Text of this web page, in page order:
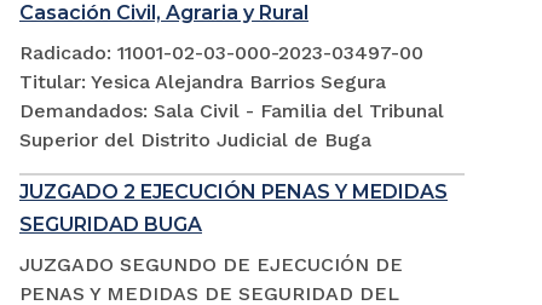
Casación Civil, Agraria y Rural
Radicado: 11001-02-03-000-2023-03497-00
Titular: Yesica Alejandra Barrios Segura
Demandados: Sala Civil - Familia del Tribunal
Superior del Distrito Judicial de Buga
JUZGADO 2 EJECUCIÓN PENAS Y MEDIDAS
SEGURIDAD BUGA
JUZGADO SEGUNDO DE EJECUCIÓN DE
PENAS Y MEDIDAS DE SEGURIDAD DEL